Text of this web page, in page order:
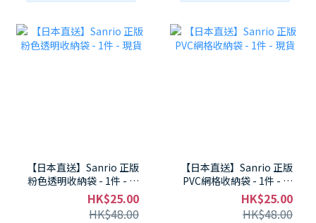
【日本直送】Sanrio 正版
粉色透明收納袋 - 1件 - 現
貨
HK$25.00
HK$48.00
【日本直送】Sanrio 正版
PVC網格收納袋 - 1件 - 現
貨
HK$25.00
HK$48.00